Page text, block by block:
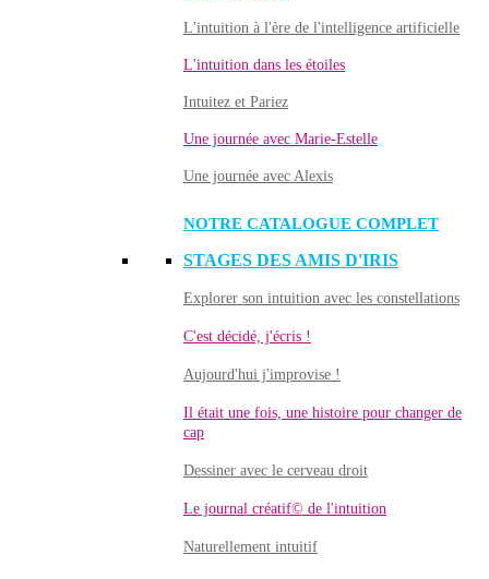
L'intuition à l'ère de l'intelligence artificielle
L'intuition dans les étoiles
Intuitez et Pariez
Une journée avec Marie-Estelle
Une journée avec Alexis
NOTRE CATALOGUE COMPLET
STAGES DES AMIS D'IRIS
Explorer son intuition avec les constellations
C'est décidé, j'écris !
Aujourd'hui j'improvise !
Il était une fois, une histoire pour changer de
cap
Dessiner avec le cerveau droit
Le journal créatif© de l'intuition
Naturellement intuitif